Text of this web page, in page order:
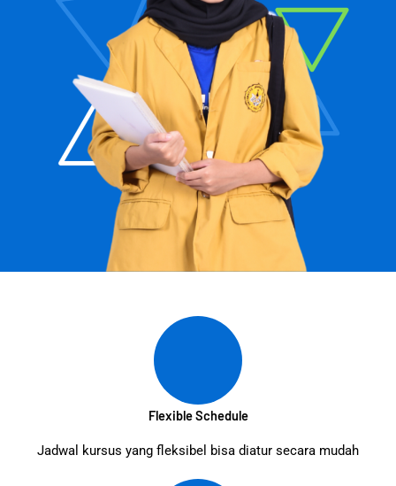
Flexible Schedule
Jadwal kursus yang fleksibel bisa diatur secara mudah